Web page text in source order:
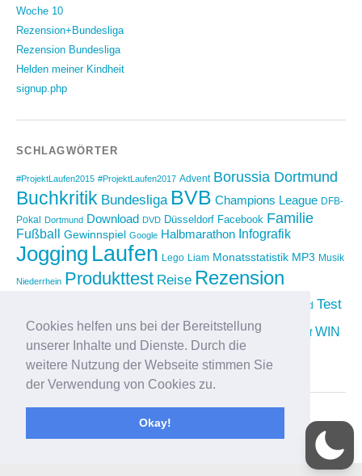
Cookies helfen uns bei der Bereitstellung
unserer Inhalte und Dienste. Durch die
weitere Nutzung der Webseite stimmen Sie
der Verwendung von Cookies zu.
Okay!
Woche 10
Rezension+Bundesliga
Rezension Bundesliga
Helden meiner Kindheit
signup.php
SCHLAGWÖRTER
#ProjektLaufen2015 #ProjektLaufen2017 Advent Borussia Dortmund
Buchkritik Bundesliga BVB Champions League DFB-
Pokal Dortmund Download DVD Düsseldorf Facebook Familie
Fußball Gewinnspiel Google Halbmarathon Infografik
Jogging Laufen Lego Liam Monatsstatistik MP3 Musik
Niederrhein Produkttest Reise Rezension
sponsored Test
Twitter Urlaub Video vimeo Weihnachten Wettkampf WIN
Compilation
YouTube
WordPress|
Elmastudio
Oben